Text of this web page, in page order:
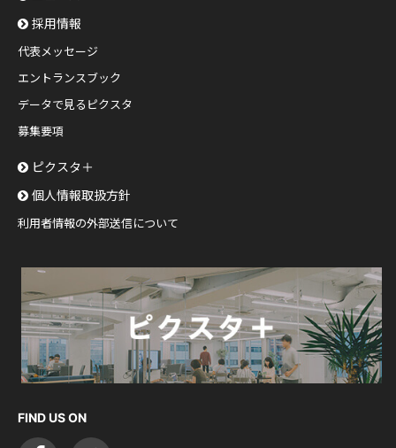
採用情報
代表メッセージ
エントランスブック
データで見るピクスタ
募集要項
ピクスタ＋
個人情報取扱方針
利用者情報の外部送信について
FIND US ON